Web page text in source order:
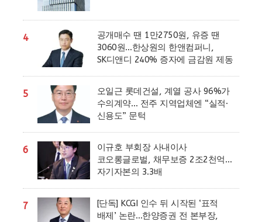
4
공개매수 땐 1만2750원, 유증 땐
3060원…한상원의 한앤컴퍼니,
SK디앤디 240% 증자에 금감원 제동
5
오일근 롯데건설, 계열 공사 96%가
수의계약… 전주 지역업체엔 “실적·
신용도” 문턱
6
이규호 부회장 사내이사
코오롱글로벌, 채무보증 2조2천억…
자기자본의 3.3배
7
[단독] KCGI 인수 뒤 시작된 ‘표적
배제’ 논란…한양증권 전 본부장,